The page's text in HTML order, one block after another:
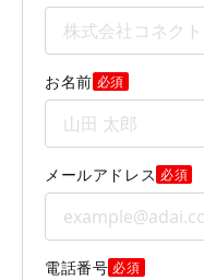
お名前 必須
メールアドレス 必須
電話番号 必須